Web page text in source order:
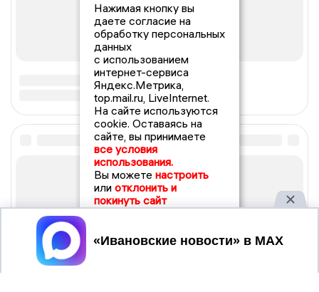
Нажимая кнопку вы
даете согласие на
обработку персональных
данных
с использованием
интернет-сервиса
Яндекс.Метрика,
top.mail.ru, LiveInternet.
На сайте используются
cookie. Оставаясь на
сайте, вы принимаете
все условия
использования.
Вы можете настроить
или отклонить и
покинуть сайт
Принять